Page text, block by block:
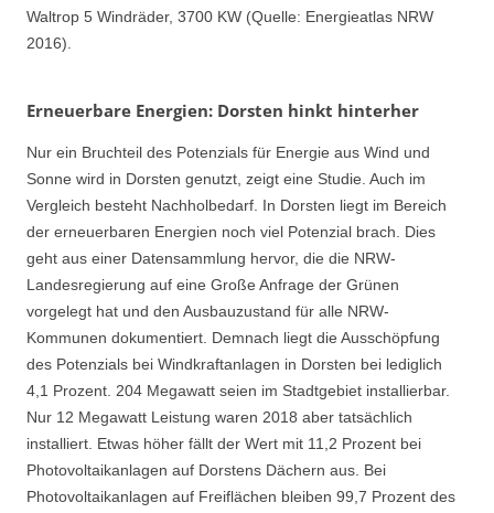
Waltrop 5 Windräder, 3700 KW (Quelle: Energieatlas NRW
2016).
Erneuerbare Energien: Dorsten hinkt hinterher
Nur ein Bruchteil des Potenzials für Energie aus Wind und
Sonne wird in Dorsten genutzt, zeigt eine Studie. Auch im
Vergleich besteht Nachholbedarf. In Dorsten liegt im Bereich
der erneuerbaren Energien noch viel Potenzial brach. Dies
geht aus einer Datensammlung hervor, die die NRW-
Landesregierung auf eine Große Anfrage der Grünen
vorgelegt hat und den Ausbauzustand für alle NRW-
Kommunen dokumentiert. Demnach liegt die Ausschöpfung
des Potenzials bei Windkraftanlagen in Dorsten bei lediglich
4,1 Prozent. 204 Megawatt seien im Stadtgebiet installierbar.
Nur 12 Megawatt Leistung waren 2018 aber tatsächlich
installiert. Etwas höher fällt der Wert mit 11,2 Prozent bei
Photovoltaikanlagen auf Dorstens Dächern aus. Bei
Photovoltaikanlagen auf Freiflächen bleiben 99,7 Prozent des